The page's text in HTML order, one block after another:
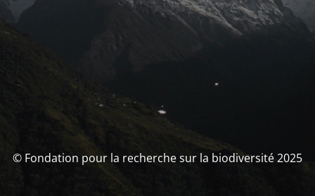
© Fondation pour la recherche sur la biodiversité 2025